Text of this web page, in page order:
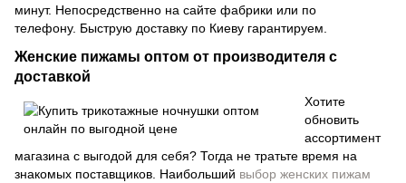
минут. Непосредственно на сайте фабрики или по
телефону. Быструю доставку по Киеву гарантируем.
Женские пижамы оптом от производителя с
доставкой
Хотите
обновить
ассортимент
магазина с выгодой для себя? Тогда не тратьте время на
знакомых поставщиков. Наибольший выбор женских пижам